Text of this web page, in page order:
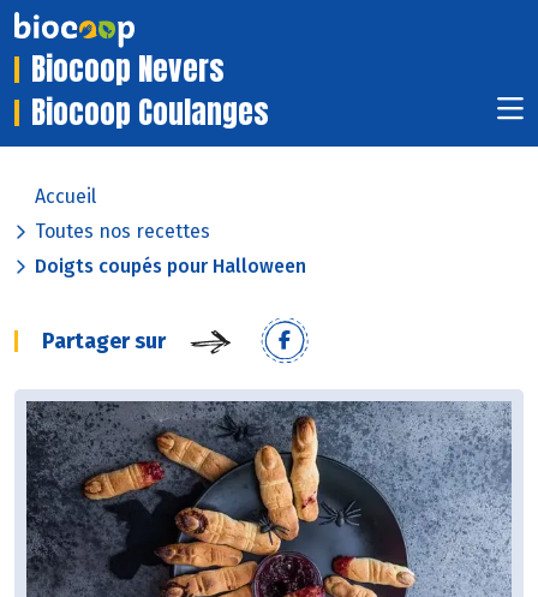
Biocoop Nevers
Biocoop Coulanges
Accueil
Toutes nos recettes
Doigts coupés pour Halloween
Partager sur